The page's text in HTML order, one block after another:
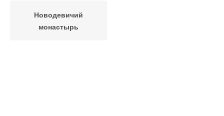
Новодевичий
монастырь